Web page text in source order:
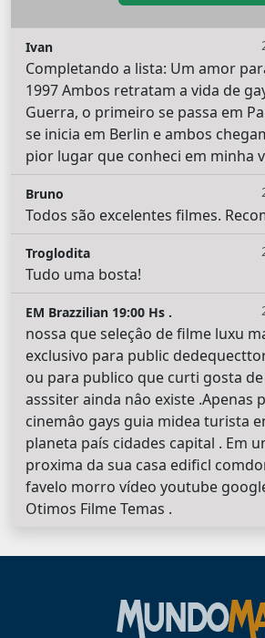
Ivan
Completando a lista: Um amor
1997 Ambos retratam a vida de
Guerra, o primeiro se passa em
se inicia em Berlin e ambos
pior lugar que conheci em minha
Bruno
Todos são excelentes filmes.
Troglodita
Tudo uma bosta!
EM Brazzilian 19:00 Hs .
nossa que seleçâo de filme luxu
exclusivo para public
ou para publico que curti gosta
asssiter ainda nâo existe .Apenas
cinemâo gays guia midea turista
planeta país cidades capital . Em
proxima da sua casa edificl
favelo morro vídeo youtube
Otimos Filme Temas .